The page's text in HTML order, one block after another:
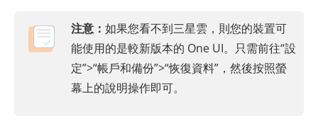
注意： 如果您看不到三星雲，則您的裝置可
能使用的是較新版本的 One UI。只需前往“設
定”>“帳戶和備份”>“恢復資料”，然後按照螢
幕上的說明操作即可。